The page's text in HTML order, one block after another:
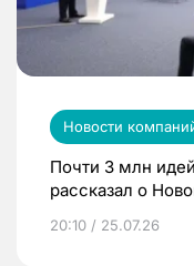
Новости
Почти 3 млн
рассказал о
20:10 / 25.07.26